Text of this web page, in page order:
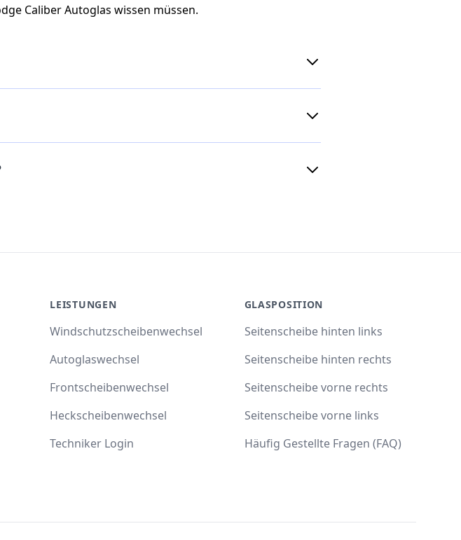
Caliber Autoglas wissen müssen.
LEISTUNGEN
Windschutzscheibenwechsel
Autoglaswechsel
Frontscheibenwechsel
Heckscheibenwechsel
Techniker Login
GLASPOSITION
Seitenscheibe hinten links
Seitenscheibe hinten rechts
Seitenscheibe vorne rechts
Seitenscheibe vorne links
Häufig Gestellte Fragen (FAQ)